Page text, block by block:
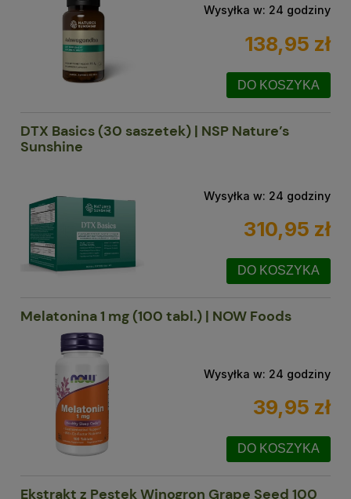
Wysyłka w: 24 godziny
138,95 zł
DO KOSZYKA
DTX Basics (30 saszetek) | NSP Nature’s
Sunshine
Wysyłka w: 24 godziny
310,95 zł
DO KOSZYKA
Melatonina 1 mg (100 tabl.) | NOW Foods
Wysyłka w: 24 godziny
39,95 zł
DO KOSZYKA
Ekstrakt z Pestek Winogron Grape Seed 100